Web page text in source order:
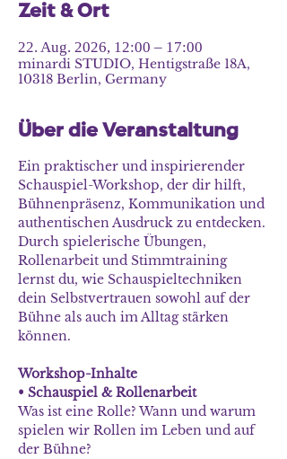
Zeit & Ort
22. Aug. 2026, 12:00 – 17:00
minardi STUDIO, Hentigstraße 18A,
10318 Berlin, Germany
Über die Veranstaltung
Ein praktischer und inspirierender
Schauspiel-Workshop, der dir hilft,
Bühnenpräsenz, Kommunikation und
authentischen Ausdruck zu entdecken.
Durch spielerische Übungen,
Rollenarbeit und Stimmtraining
lernst du, wie Schauspieltechniken
dein Selbstvertrauen sowohl auf der
Bühne als auch im Alltag stärken
können.
Workshop-Inhalte
• Schauspiel & Rollenarbeit
Was ist eine Rolle? Wann und warum
spielen wir Rollen im Leben und auf
der Bühne?